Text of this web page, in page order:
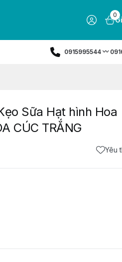
0
0915995544 〰️
Sữa Hạt hình Hoa
CÚC TRẮNG
Yêu